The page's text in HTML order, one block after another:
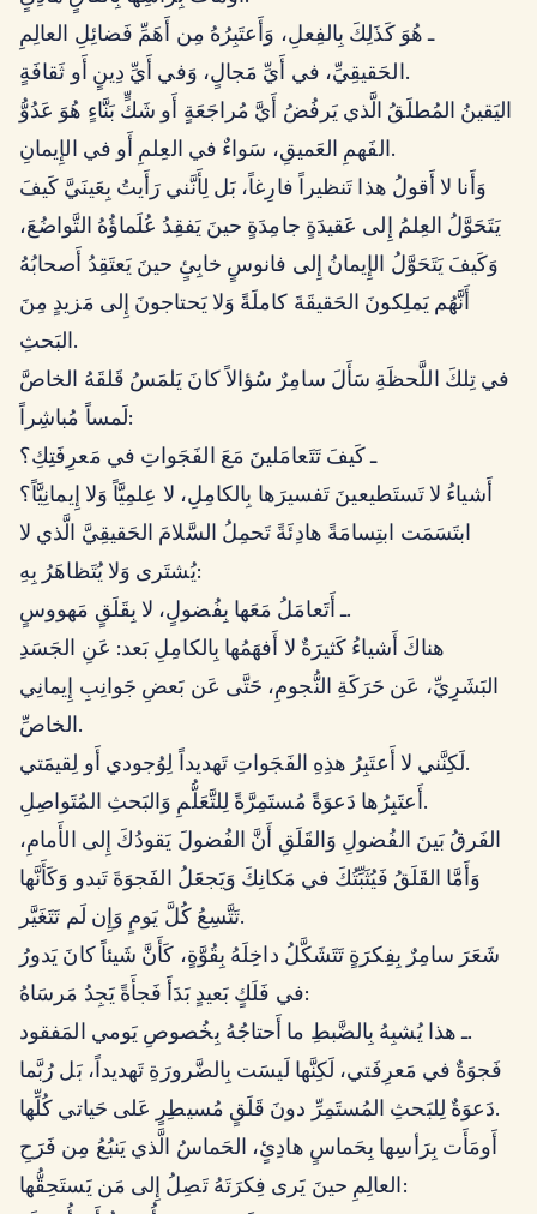
ـ هُوَ كَذَلِكَ بِالفِعلِ، وَأَعتَبِرُهُ مِن أَهَمِّ فَضائِلِ العالِمِ
الحَقيقِيِّ، في أَيِّ مَجالٍ، وَفي أَيِّ دِينٍ أَو ثَقافَةٍ.
اليَقينُ المُطلَقُ الَّذي يَرفُضُ أَيَّ مُراجَعَةٍ أَو شَكٍّ بَنَّاءٍ هُوَ عَدُوُّ
الفَهمِ العَميقِ، سَواءٌ في العِلمِ أَو في الإِيمانِ.
وَأَنا لا أَقولُ هذا تَنظيراً فارِغاً، بَل لِأَنَّني رَأَيتُ بِعَينَيَّ كَيفَ
يَتَحَوَّلُ العِلمُ إِلى عَقيدَةٍ جامِدَةٍ حينَ يَفقِدُ عُلَماؤُهُ التَّواضُعَ،
وَكَيفَ يَتَحَوَّلُ الإِيمانُ إِلى فانوسٍ خابِئٍ حينَ يَعتَقِدُ أَصحابُهُ
أَنَّهُم يَملِكونَ الحَقيقَةَ كاملَةً وَلا يَحتاجونَ إِلى مَزيدٍ مِنَ
البَحثِ.
في تِلكَ اللَّحظَةِ سَأَلَ سامِرٌ سُؤالاً كانَ يَلمَسُ قَلقَهُ الخاصَّ
لَمساً مُباشِراً:
ـ كَيفَ تَتَعامَلينَ مَعَ الفَجَواتِ في مَعرِفَتِكِ؟
أَشياءُ لا تَستَطيعينَ تَفسيرَها بِالكامِلِ، لا عِلمِيَّاً وَلا إِيمانِيَّاً؟
ابتَسَمَت ابتِسامَةً هادِئَةً تَحمِلُ السَّلامَ الحَقيقِيَّ الَّذي لا
يُشتَرى وَلا يُتَظاهَرُ بِهِ:
ـ أَتَعامَلُ مَعَها بِفُضولٍ، لا بِقَلَقٍ مَهووسٍ.
هناكَ أَشياءُ كَثيرَةٌ لا أَفهَمُها بِالكامِلِ بَعد: عَنِ الجَسَدِ
البَشَرِيِّ، عَن حَرَكَةِ النُّجومِ، حَتَّى عَن بَعضِ جَوانِبِ إِيمانِي
الخاصِّ.
لَكِنَّني لا أَعتَبِرُ هذِهِ الفَجَواتِ تَهديداً لِوُجودي أَو لِقيمَتي.
أَعتَبِرُها دَعوَةً مُستَمِرَّةً لِلتَّعَلُّمِ وَالبَحثِ المُتَواصِلِ.
الفَرقُ بَينَ الفُضولِ وَالقَلَقِ أَنَّ الفُضولَ يَقودُكَ إِلى الأَمامِ،
وَأَمَّا القَلَقُ فَيُثَبِّتُكَ في مَكانِكَ وَيَجعَلُ الفَجوَةَ تَبدو وَكَأَنَّها
تَتَّسِعُ كُلَّ يَومٍ وَإِن لَم تَتَغَيَّر.
شَعَرَ سامِرٌ بِفِكرَةٍ تَتَشَكَّلُ داخِلَهُ بِقُوَّةٍ، كَأَنَّ شَيئاً كانَ يَدورُ
في فَلَكٍ بَعيدٍ بَدَأَ فَجأَةً يَجِدُ مَرسَاهُ:
ـ هذا يُشبِهُ بِالضَّبطِ ما أَحتاجُهُ بِخُصوصِ يَومي المَفقود.
فَجوَةٌ في مَعرِفَتي، لَكِنَّها لَيسَت بِالضَّرورَةِ تَهديداً، بَل رُبَّما
دَعوَةٌ لِلبَحثِ المُستَمِرِّ دونَ قَلَقٍ مُسيطِرٍ عَلى حَياتي كُلِّها.
أَومَأَت بِرَأسِها بِحَماسٍ هادِئٍ، الحَماسُ الَّذي يَنبُعُ مِن فَرَحِ
العالِمِ حينَ يَرى فِكرَتَهُ تَصِلُ إِلى مَن يَستَحِقُّها: